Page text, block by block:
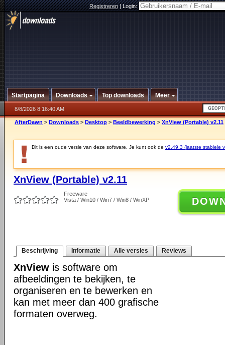
Registreren|Login:
Startpagina Downloads Top downloads Meer
8/8/2026 8:16:40 AM
AfterDawn > Downloads > Desktop > Beeldbewerking > XnView (Portable) v2.11
Dit is een oude versie van deze software. Je kunt ook de v2.49.3 (laatste stabiele
XnView (Portable) v2.11
Freeware
Vista / Win10 / Win7 / Win8 / WinXP
Beschrijving Informatie Alle versies Reviews
XnView is software om
afbeeldingen te bekijken, te
organiseren en te bewerken en
kan met meer dan 400 grafische
formaten overweg.